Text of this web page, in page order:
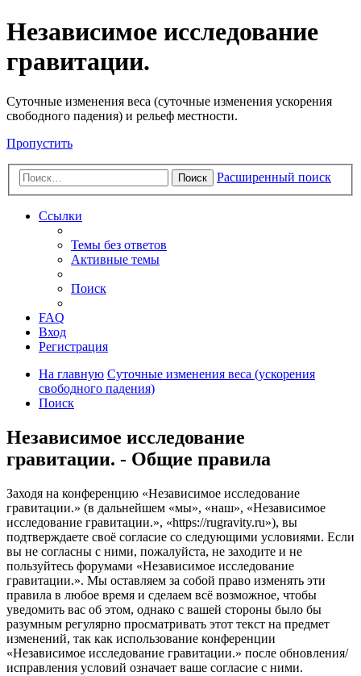
Независимое исследование
гравитации.
Cуточные изменения веса (суточные изменения ускорения
свободного падения) и рельеф местности.
Пропустить
Поиск Расширенный поиск
Ссылки
Темы без ответов
Активные темы
Поиск
FAQ
Вход
Регистрация
На главную Суточные изменения веса (ускорения
свободного падения)
Поиск
Независимое исследование
гравитации. - Общие правила
Заходя на конференцию «Независимое исследование
гравитации.» (в дальнейшем «мы», «наш», «Независимое
исследование гравитации.», «https://rugravity.ru»), вы
подтверждаете своё согласие со следующими условиями. Если
вы не согласны с ними, пожалуйста, не заходите и не
пользуйтесь форумами «Независимое исследование
гравитации.». Мы оставляем за собой право изменять эти
правила в любое время и сделаем всё возможное, чтобы
уведомить вас об этом, однако с вашей стороны было бы
разумным регулярно просматривать этот текст на предмет
изменений, так как использование конференции
«Независимое исследование гравитации.» после обновления/
исправления условий означает ваше согласие с ними.